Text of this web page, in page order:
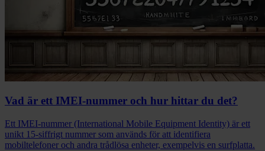
Vad är ett IMEI-nummer och hur hittar du det?
Ett IMEI-nummer (International Mobile Equipment Identity) är ett
unikt 15-siffrigt nummer som används för att identifiera
mobiltelefoner och andra trådlösa enheter, exempelvis en surfplatta.